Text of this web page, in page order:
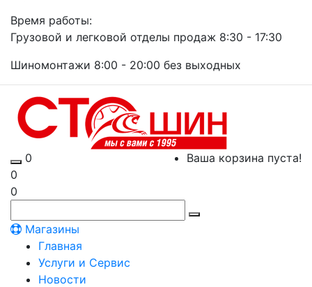
Время работы:
Грузовой и легковой отделы продаж 8:30 - 17:30
Шиномонтажи 8:00 - 20:00 без выходных
0
Ваша корзина пуста!
0
0
Магазины
Главная
Услуги и Сервис
Новости